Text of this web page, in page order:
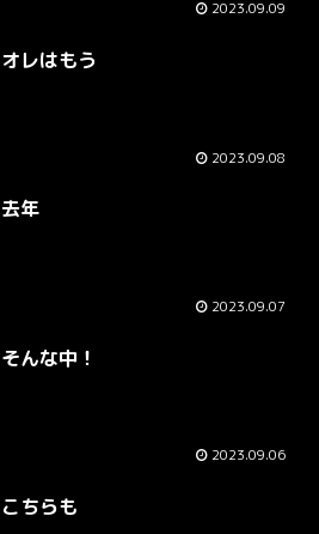
2023.09.09
オレはもう
2023.09.08
去年
2023.09.07
そんな中！
2023.09.06
こちらも